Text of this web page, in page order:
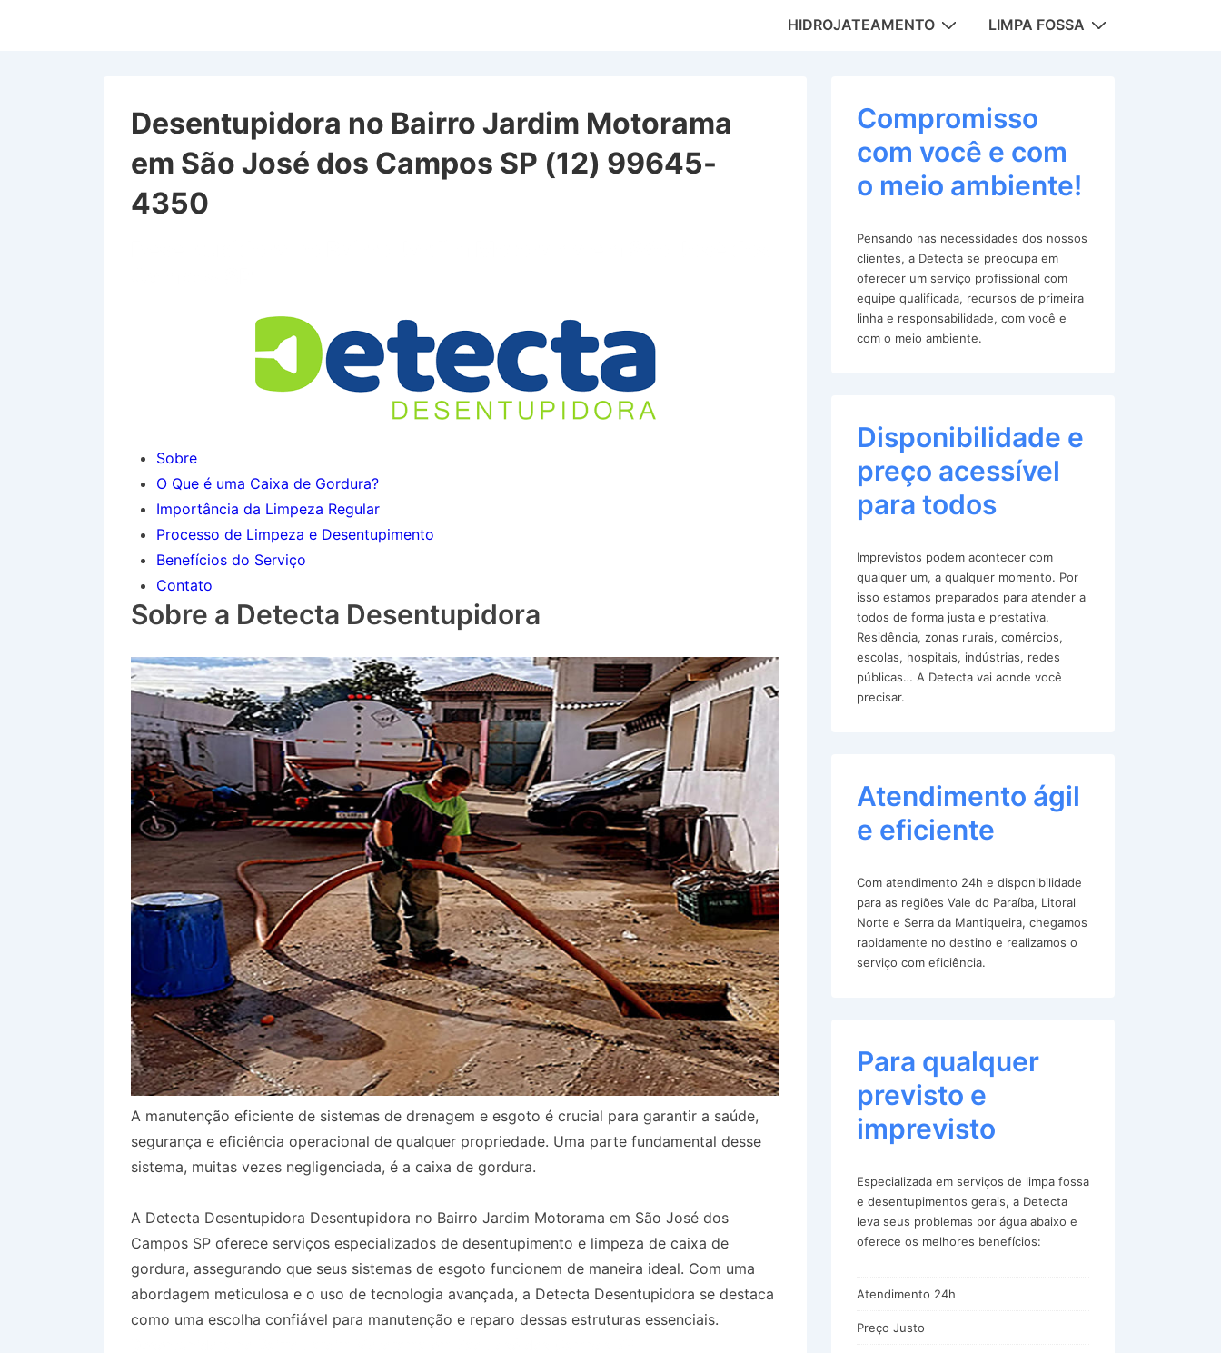
MainHIDROJATEAMENTO LIMPA FOSSA
Desentupidora no Bairro Jardim Motorama
em São José dos Campos SP (12) 99645-
4350
Sobre
O Que é uma Caixa de Gordura?
Importância da Limpeza Regular
Processo de Limpeza e Desentupimento
Benefícios do Serviço
Contato
Sobre a Detecta Desentupidora
A manutenção eficiente de sistemas de drenagem e esgoto é crucial para garantir a saúde,
segurança e eficiência operacional de qualquer propriedade. Uma parte fundamental desse
sistema, muitas vezes negligenciada, é a caixa de gordura.
A Detecta Desentupidora Desentupidora no Bairro Jardim Motorama em São José dos
Campos SP oferece serviços especializados de desentupimento e limpeza de caixa de
gordura, assegurando que seus sistemas de esgoto funcionem de maneira ideal. Com uma
abordagem meticulosa e o uso de tecnologia avançada, a Detecta Desentupidora se destaca
como uma escolha confiável para manutenção e reparo dessas estruturas essenciais.
Compromisso
com você e com
o meio ambiente!
Pensando nas necessidades dos nossos
clientes, a Detecta se preocupa em
oferecer um serviço profissional com
equipe qualificada, recursos de primeira
linha e responsabilidade, com você e
com o meio ambiente.
Disponibilidade e
preço acessível
para todos
Imprevistos podem acontecer com
qualquer um, a qualquer momento. Por
isso estamos preparados para atender a
todos de forma justa e prestativa.
Residência, zonas rurais, comércios,
escolas, hospitais, indústrias, redes
públicas… A Detecta vai aonde você
precisar.
Atendimento ágil
e eficiente
Com atendimento 24h e disponibilidade
para as regiões Vale do Paraíba, Litoral
Norte e Serra da Mantiqueira, chegamos
rapidamente no destino e realizamos o
serviço com eficiência.
Para qualquer
previsto e
imprevisto
Especializada em serviços de limpa fossa
e desentupimentos gerais, a Detecta
leva seus problemas por água abaixo e
oferece os melhores benefícios:
Atendimento 24h
Preço Justo